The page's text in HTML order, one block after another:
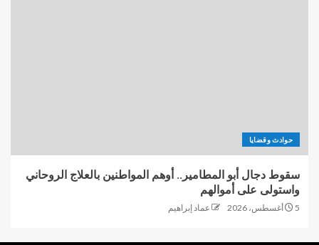
حوادث وقضايا
سقوط دجال أبو المطامير.. أوهم المواطنين بالعلاج الروحاني
واستولى على أموالهم
5 أغسطس، 2026 عماد إبراهيم